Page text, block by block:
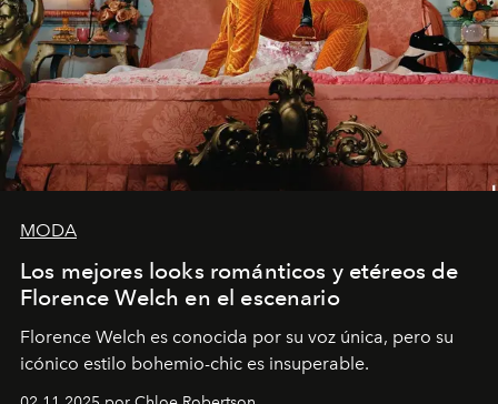
MODA
Los mejores looks románticos y etéreos de
Florence Welch en el escenario
Florence Welch es conocida por su voz única, pero su
icónico estilo bohemio-chic es insuperable.